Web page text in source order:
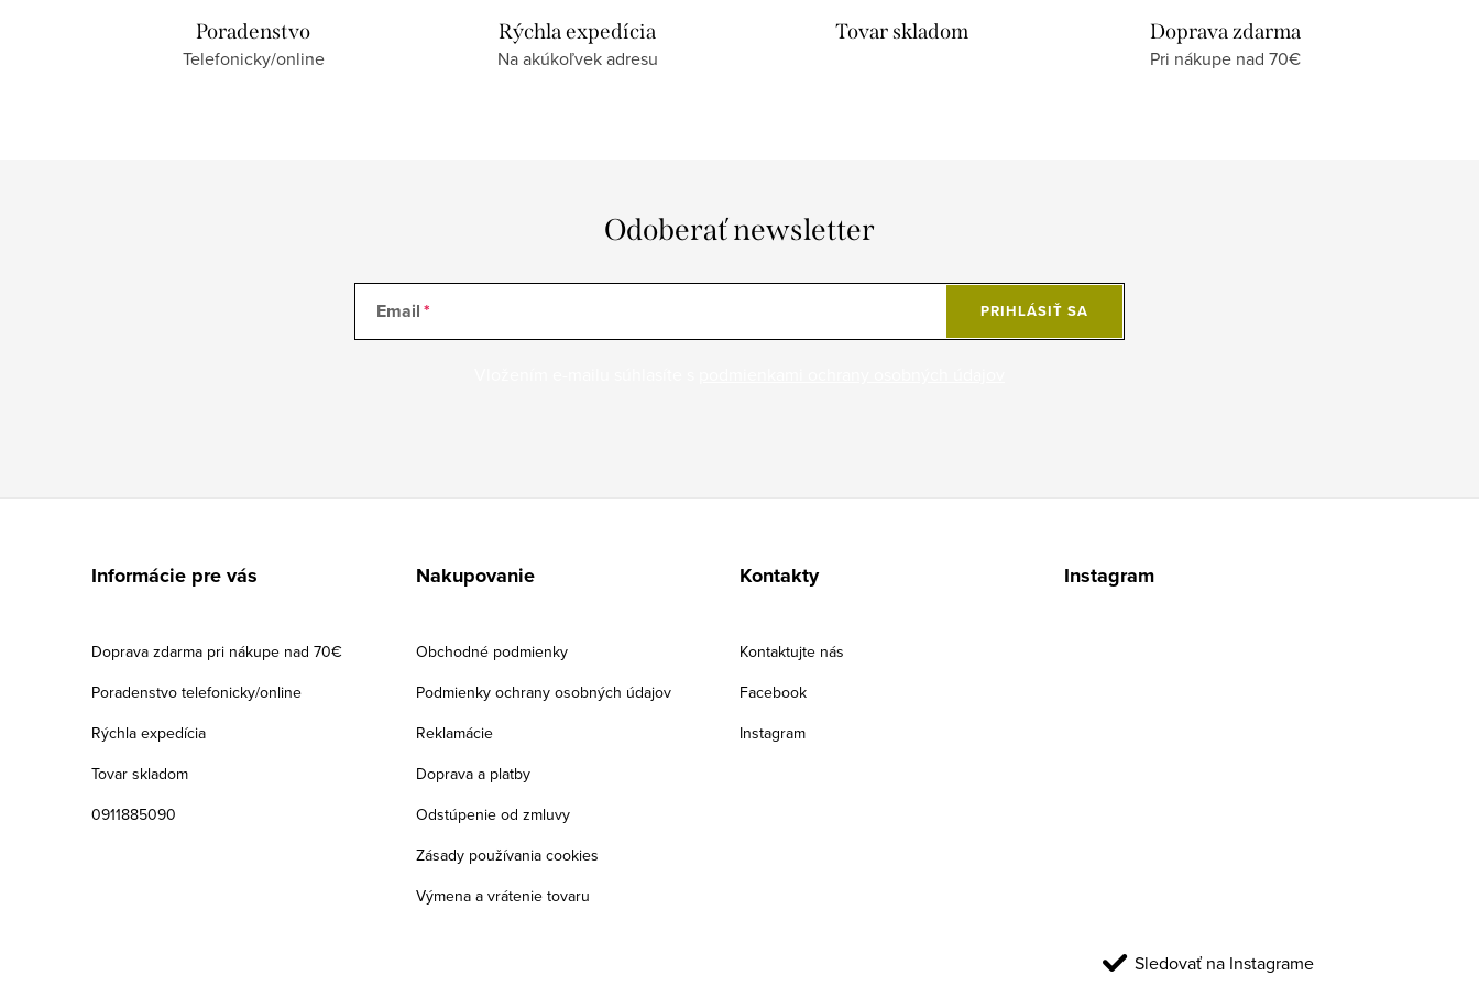
Poradenstvo
Telefonicky/online
Rýchla expedícia
Na akúkoľvek adresu
Tovar skladom Doprava zdarma
Pri nákupe nad 70€
Odoberať newsletter
Email PRIHLÁSIŤ SA
Informácie pre vás
Doprava zdarma pri nákupe nad 70€
Poradenstvo telefonicky/online
Rýchla expedícia
Tovar skladom
0911885090
Nakupovanie
Obchodné podmienky
Podmienky ochrany osobných údajov
Reklamácie
Doprava a platby
Odstúpenie od zmluvy
Zásady používania cookies
Výmena a vrátenie tovaru
Kontakty
Kontaktujte nás
Facebook
Instagram
Instagram
Sledovať na Instagrame